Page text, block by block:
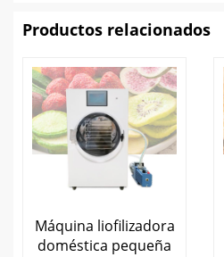
Productos relacionados
Máquina liofilizadora
doméstica pequeña